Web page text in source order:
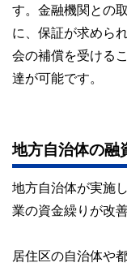
す。金融機関との
に、保証が求めら
会の補償を受ける
達が可能です。
地方自治体の融
地方自治体が実施
業の資金繰りが改
居住区の自治体や